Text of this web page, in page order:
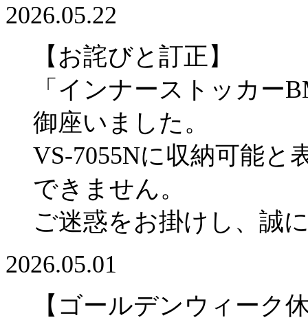
2026.05.22
【お詫びと訂正】
「インナーストッカー
御座いました。
VS-7055Nに収納可能と
できません。
ご迷惑をお掛けし、誠
2026.05.01
【ゴールデンウィーク